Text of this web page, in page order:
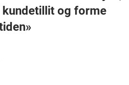
og forme